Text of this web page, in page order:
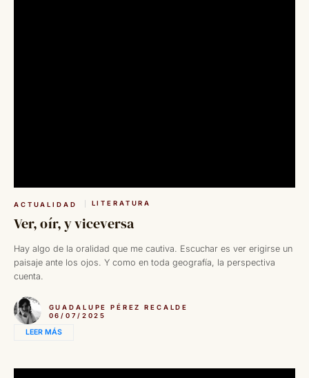
ACTUALIDAD LITERATURA
Ver, oír, y viceversa
Hay algo de la oralidad que me cautiva. Escuchar es ver erigirse un
paisaje ante los ojos. Y como en toda geografía, la perspectiva
cuenta.
GUADALUPE PÉREZ RECALDE
06/07/2025
LEER MÁS